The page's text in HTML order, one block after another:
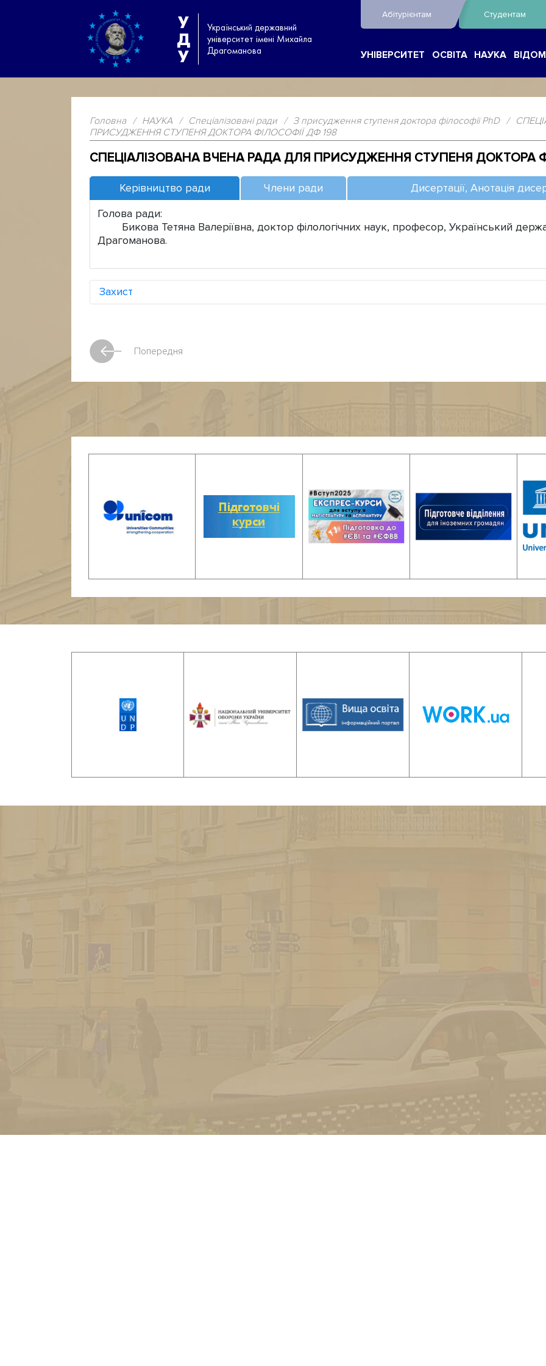
У
Д
У
Український державний
університет імені Михайла
Драгоманова
Абітурієнтам Студентам
УНІВЕРСИТЕТ ОСВІТА НАУКА
Головна / НАУКА / Спеціалізовані ради / З присудження ступеня доктора філософії PhD /
ПРИСУДЖЕННЯ СТУПЕНЯ ДОКТОРА ФІЛОСОФІЇ ДФ 198
СПЕЦІАЛІЗОВАНА ВЧЕНА РАДА ДЛЯ ПРИСУДЖЕННЯ СТУПЕНЯ ДОКТОРА
Керівництво ради Члени ради
Дисертації, Анотація
Голова ради:
Бикова Тетяна Валеріївна, доктор філологічних наук, професор, Український
Драгоманова.
Захист
Попередня